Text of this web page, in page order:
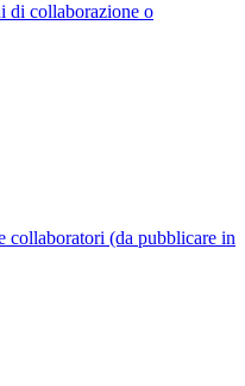
di collaborazione o
collaboratori (da pubblicare in